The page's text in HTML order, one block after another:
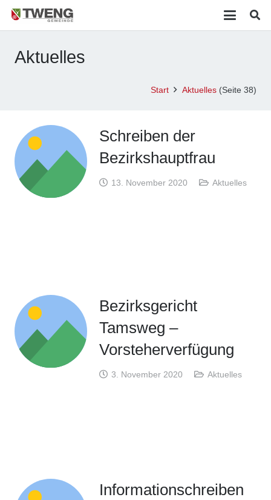
Aktuelles
Start Aktuelles (Seite 38)
Schreiben der
Bezirkshauptfrau
13. November 2020 Aktuelles
Bezirksgericht
Tamsweg –
Vorsteherverfügung
3. November 2020 Aktuelles
Informationschreiben